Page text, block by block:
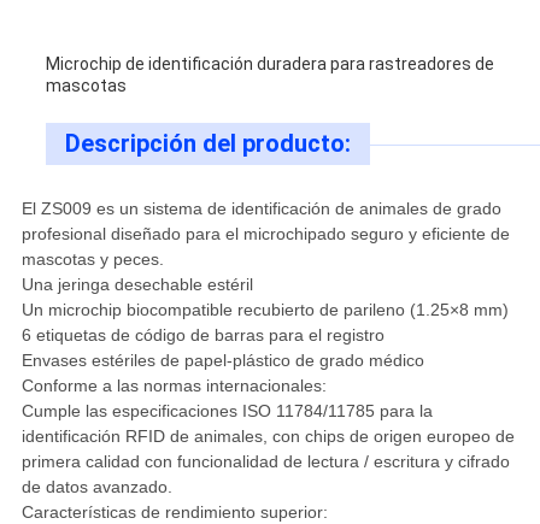
Microchip de identificación duradera para rastreadores de
mascotas
Descripción del producto:
El ZS009 es un sistema de identificación de animales de grado
profesional diseñado para el microchipado seguro y eficiente de
mascotas y peces.
Una jeringa desechable estéril
Un microchip biocompatible recubierto de parileno (1.25×8 mm)
6 etiquetas de código de barras para el registro
Envases estériles de papel-plástico de grado médico
Conforme a las normas internacionales:
Cumple las especificaciones ISO 11784/11785 para la
identificación RFID de animales, con chips de origen europeo de
primera calidad con funcionalidad de lectura / escritura y cifrado
de datos avanzado.
Características de rendimiento superior: